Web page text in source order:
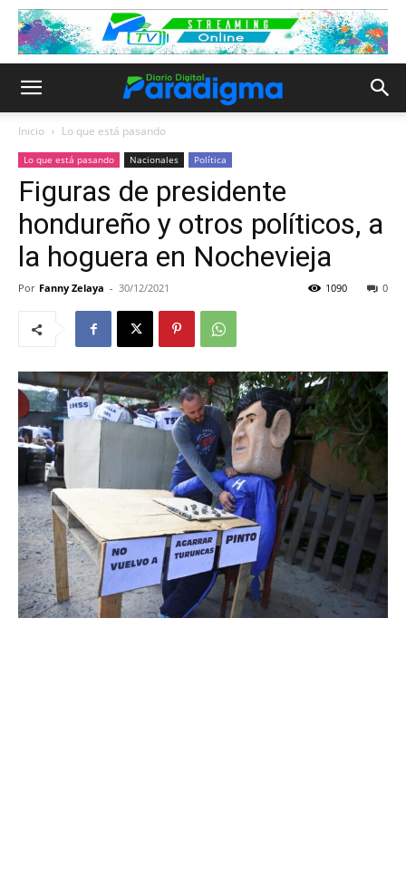
Inicio Lo que está pasando
Lo que está pasando Nacionales Política
Figuras de presidente
hondureño y otros políticos, a
la hoguera en Nochevieja
Por Fanny Zelaya - 30/12/2021 0
1090